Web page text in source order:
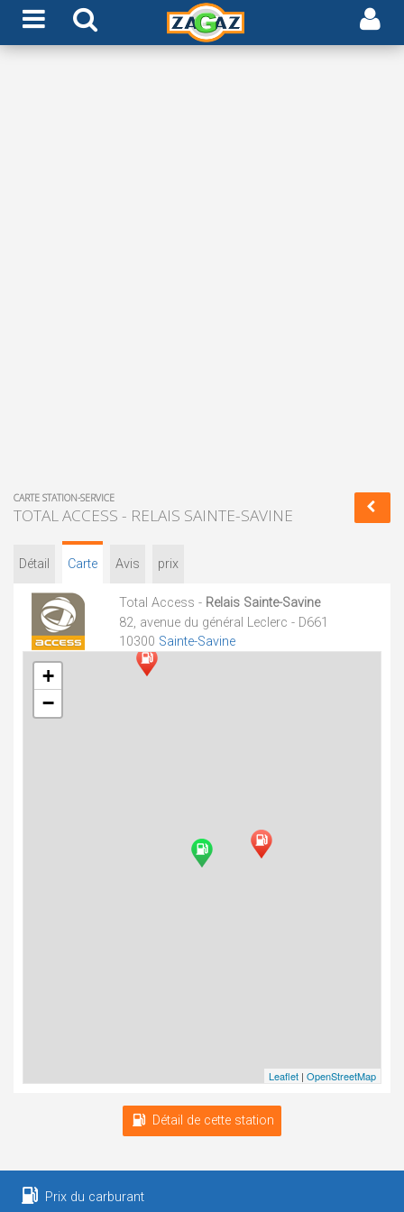
CARTE STATION-SERVICE
TOTAL ACCESS - RELAIS SAINTE-SAVINE
Détail Carte Avis prix
Total Access - Relais Sainte-Savine
82, avenue du général Leclerc - D661
10300 Sainte-Savine
+
−
Leaflet | OpenStreetMap
Détail de cette station
Prix du carburant